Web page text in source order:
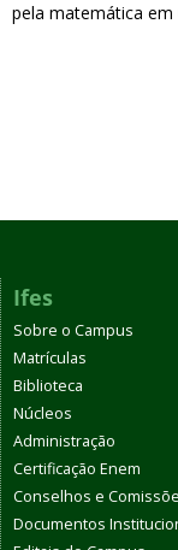
pela matemática
Ifes
Sobre o Campus
Matrículas
Biblioteca
Núcleos
Administração
Certificação Enem
Conselhos e
Documentos